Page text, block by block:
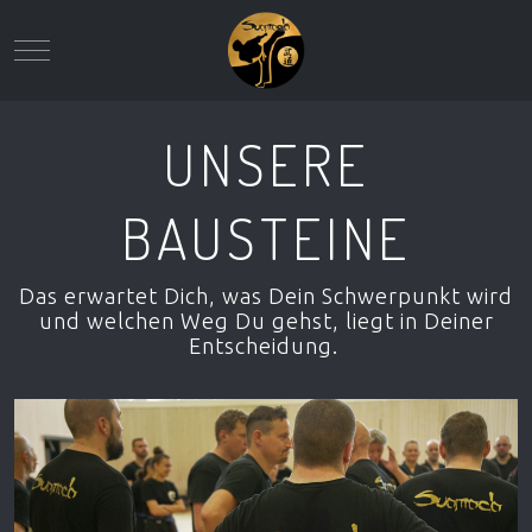
Mobile Menu Toggle
UNSERE
BAUSTEINE
Das erwartet Dich, was Dein Schwerpunkt wird
und welchen Weg Du gehst, liegt in Deiner
Entscheidung.